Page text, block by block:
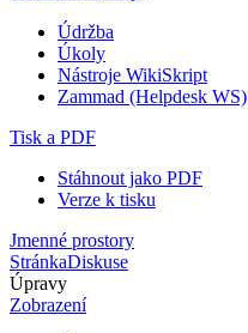
Údržba
Úkoly
Nástroje WikiSkript
Zammad (Helpdesk WS)
Tisk a PDF
Stáhnout jako PDF
Verze k tisku
Jmenné prostory
StránkaDiskuse
Úpravy
Zobrazení